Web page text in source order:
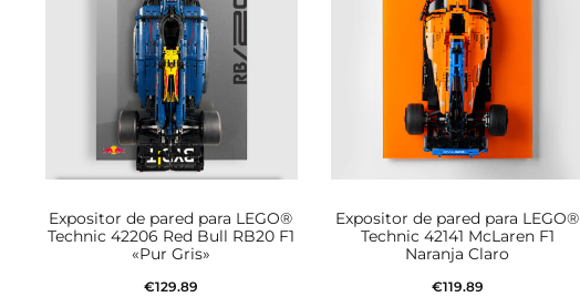
Expositor de pared para LEGO®
Technic 42206 Red Bull RB20 F1
«Pur Gris»
€129.89
Expositor de pared para LEGO®
Technic 42141 McLaren F1
Naranja Claro
€119.89